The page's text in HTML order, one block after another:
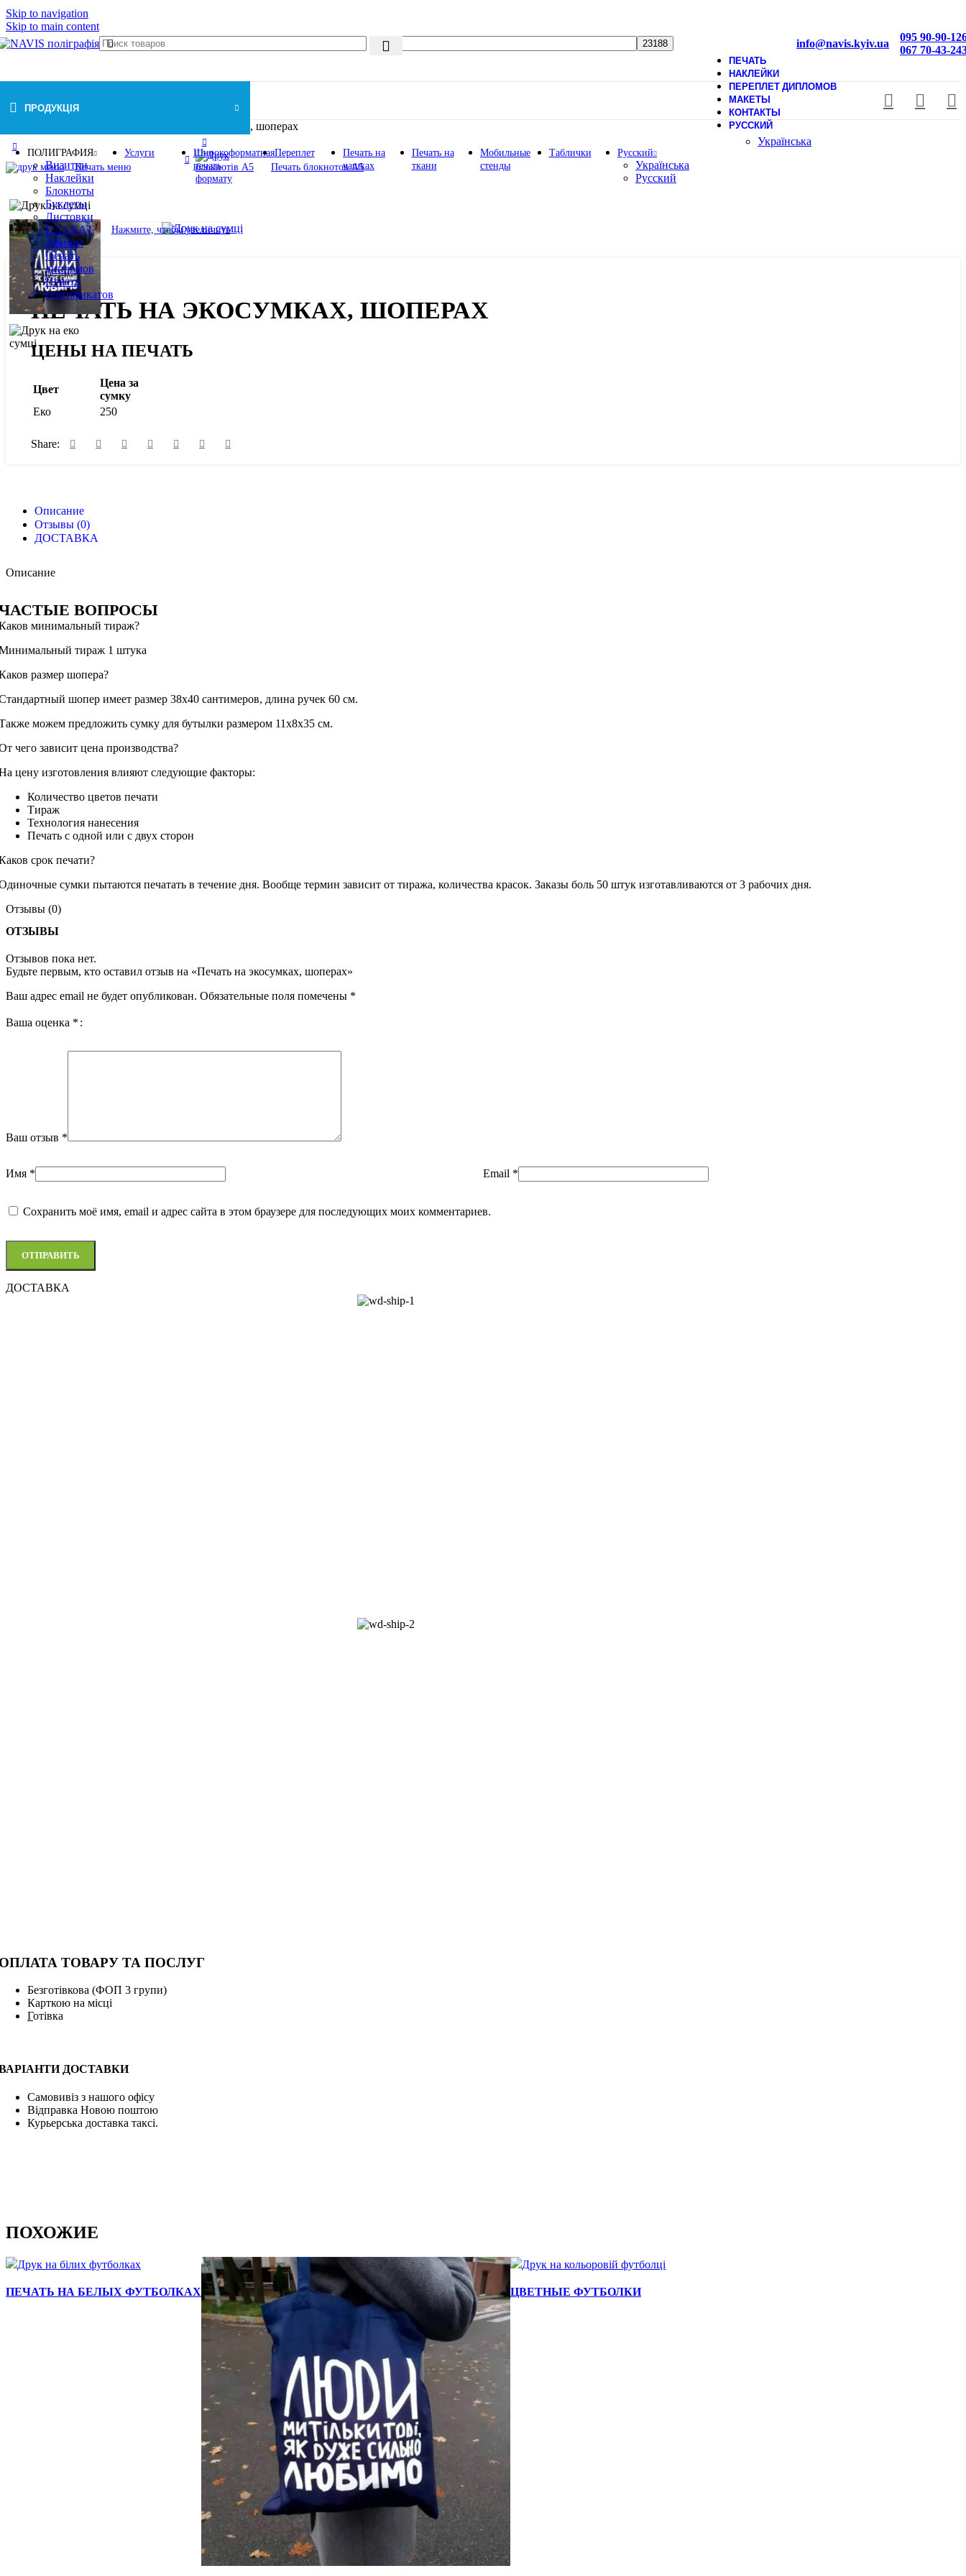
Skip to navigation
Skip to main content
info@navis.kyiv.ua
095 90-90-
067 70-43-
ПРОДУКЦІЯ
ПОЛИГРАФИЯ
Визитки
Наклейки
Блокноты
Буклеты
Листовки
ПЛАКАТ
Афишы
Печать
дипломов
Печать
сертификатов
Услуги
Широкоформатная
печать
Переплет
Печать на
чашках
Печать на
ткани
Мобильные
стенды
Таблички Русский
Українська
Русский
ПЕЧАТЬ
НАКЛЕЙКИ
ПЕРЕПЛЕТ ДИПЛОМОВ
МАКЕТЫ
КОНТАКТЫ
РУССКИЙ
Українська
Печать на экосумках, шоперах
Печать меню Печать блокнотов А5
Нажмите, чтобы увеличить
ПЕЧАТЬ НА ЭКОСУМКАХ, ШОПЕРАХ
ЦЕНЫ НА ПЕЧАТЬ
Цвет
Цена за
сумку
Еко
250
Share:
Описание
Отзывы (0)
ДОСТАВКА
Описание
ВОПРОСЫ
минимальный тираж?
тираж 1 штука
размер шопера?
шопер имеет размер 38х40 сантимеров, длина ручек 60 см.
можем предложить сумку для бутылки размером 11х8х35 см.
чего зависит цена производства?
цену изготовления влияют следующие факторы:
Количество цветов печати
Тираж
Технология нанесения
Печать с одной или с двух сторон
срок печати?
сумки пытаются печатать в течение дня. Вообще термин зависит от тиража, количества красок. Заказы боль 50 штук изготавливаются от 3 рабочих дня.
Отзывы (0)
ОТЗЫВЫ
Отзывов пока нет.
Будьте первым, кто оставил отзыв на «Печать на экосумках, шоперах»
Ваш адрес email не будет опубликован. Обязательные поля помечены *
Ваша оценка *
Ваш отзыв *
Имя * Email *
Сохранить моё имя, email и адрес сайта в этом браузере для последующих моих комментариев.
ДОСТАВКА
ТОВАРУ ТА ПОСЛУГ
Безготівкова (ФОП 3 групи)
Карткою на місці
Готівка
ДОСТАВКИ
Самовивіз з нашого офісу
Відправка Новою поштою
Курьерська доставка таксі.
ПОХОЖИЕ
ПЕЧАТЬ НА БЕЛЫХ ФУТБОЛКАХ ЦВЕТНЫЕ ФУТБОЛКИ